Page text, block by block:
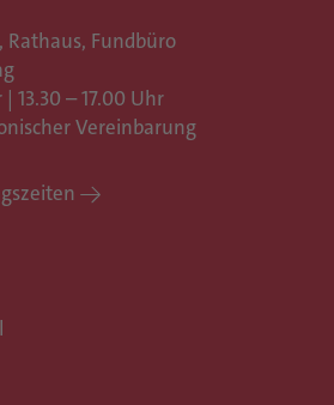
Rathaus, Fundbüro
13.30 – 17.00 Uhr
Vereinbarung